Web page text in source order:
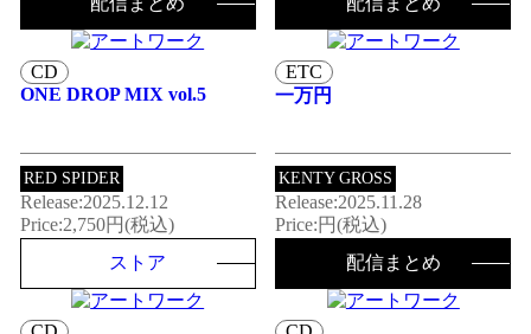
CD
ONE DROP MIX vol.5
RED SPIDER
Release:2025.12.12
Price:2,750円(税込)
ストア
ETC
一万円
KENTY GROSS
Release:2025.11.28
Price:円(税込)
配信まとめ